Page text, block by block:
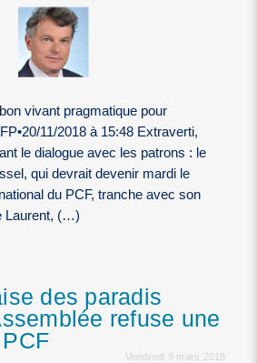
vivant pragmatique pour
11/2018 à 15:48 Extraverti,
le dialogue avec les patrons : le
qui devrait devenir mardi le
du PCF, tranche avec son
Laurent, (…)
des paradis
refuse une
Vendredi 9 mars 2018